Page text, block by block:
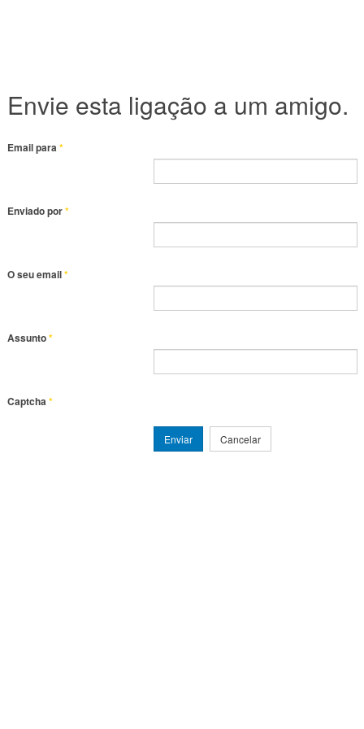
Envie esta ligação a um amigo.
Email para*
Enviado por*
O seu email*
Assunto*
Captcha*
Enviar Cancelar